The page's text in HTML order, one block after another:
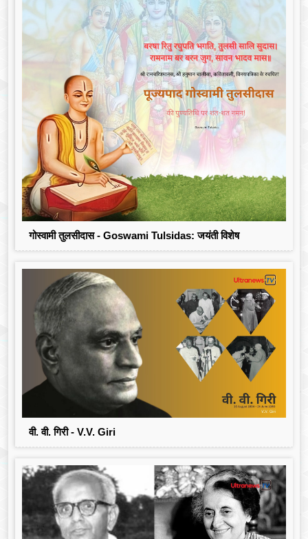
गोस्वामी तुलसीदास - Goswami Tulsidas: जयंती विशेष
वी. वी. गिरी - V.V. Giri